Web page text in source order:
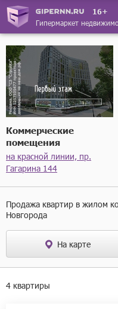
16+
Гипермаркет
Коммерческие
помещения
на красной линии, пр.
Гагарина 144
Продажа квартир в жилом
Новгорода
На карте
4 квартиры